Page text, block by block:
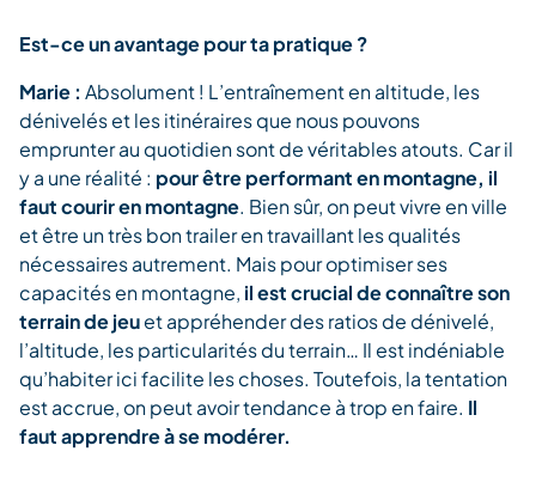
Est-ce un avantage pour ta pratique ?
Marie : Absolument ! L’entraînement en altitude, les
dénivelés et les itinéraires que nous pouvons
emprunter au quotidien sont de véritables atouts. Car il
y a une réalité : pour être performant en montagne, il
faut courir en montagne. Bien sûr, on peut vivre en ville
et être un très bon trailer en travaillant les qualités
nécessaires autrement. Mais pour optimiser ses
capacités en montagne, il est crucial de connaître son
terrain de jeuet appréhender des ratios de dénivelé,
l’altitude, les particularités du terrain… Il est indéniable
qu’habiter ici facilite les choses. Toutefois, la tentation
est accrue, on peut avoir tendance à trop en faire. Il
faut apprendre à se modérer.